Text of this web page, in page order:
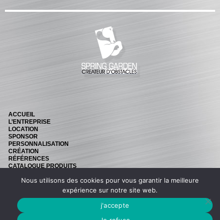
Barre octogonale
Capuchons
FICHES ET RAILS
Rails « Système international » Métal galvanisé
BARRIÈRES
Barrières de pied
ACCUEIL
L’ENTREPRISE
LOCATION
SPONSOR
PERSONNALISATION
CRÉATION
RÉFÉRENCES
CATALOGUE PRODUITS
CONTACT
Retouvez nous sur Facebook
© SPRING GARDEN - MENTIONS LÉGALES
Nous utilisons des cookies pour vous garantir la meilleure
expérience sur notre site web.
j'accepte